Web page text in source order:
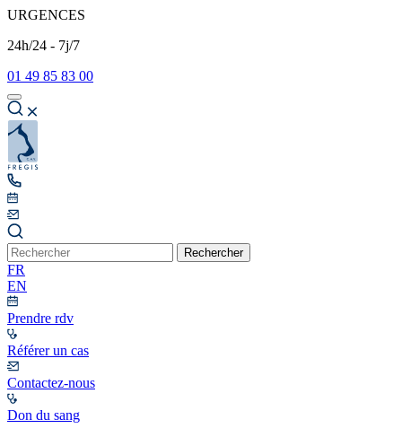
URGENCES
24h/24 - 7j/7
01 49 85 83 00
Rechercher
FR
EN
Prendre rdv
Référer un cas
Contactez-nous
Don du sang